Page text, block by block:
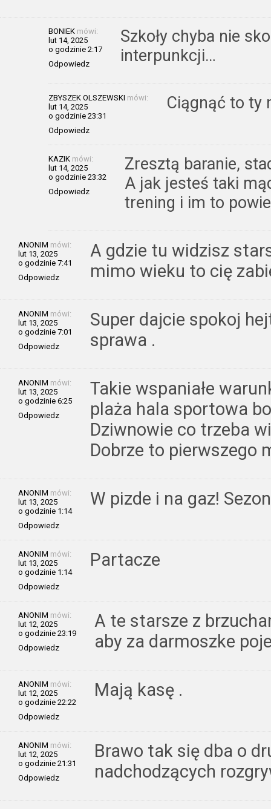
BONIEK mówi:
lut 14, 2025
o godzinie 2:17
Odpowiedz
Szkoły chyba nie
interpunkcji…
ZBYSZEK OLSZEWSKI mówi:
lut 14, 2025
o godzinie 23:31
Odpowiedz
Ciągnąć to ty
KAZIK mówi:
lut 14, 2025
o godzinie 23:32
Odpowiedz
Zresztą baranie,
A jak jesteś taki
trening i im to
ANONIM mówi:
lut 13, 2025
o godzinie 7:41
Odpowiedz
A gdzie tu widzisz
mimo wieku to cię
ANONIM mówi:
lut 13, 2025
o godzinie 7:01
Odpowiedz
Super dajcie spokoj
sprawa .
ANONIM mówi:
lut 13, 2025
o godzinie 6:25
Odpowiedz
Takie wspaniałe
plaża hala sportowa
Dziwnowie co trzeba
Dobrze to pierwszego
ANONIM mówi:
lut 13, 2025
o godzinie 1:14
Odpowiedz
W pizde i na gaz!
ANONIM mówi:
lut 13, 2025
o godzinie 1:14
Odpowiedz
Partacze
ANONIM mówi:
lut 12, 2025
o godzinie 23:19
Odpowiedz
A te starsze z
aby za darmoszke
ANONIM mówi:
lut 12, 2025
o godzinie 22:22
Odpowiedz
Mają kasę .
ANONIM mówi:
lut 12, 2025
o godzinie 21:31
Odpowiedz
Brawo tak się dba o
nadchodzących